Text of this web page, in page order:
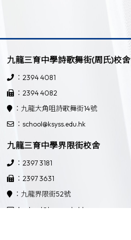
九龍三育中學詩歌舞街(周氏)校舍
：2394 4081
：2394 4082
：九龍大角咀詩歌舞街14號
：school@ksyss.edu.hk
九龍三育中學界限街校舍
：2397 3181
：2397 3631
：九龍界限街52號
：school@ksyss.edu.hk